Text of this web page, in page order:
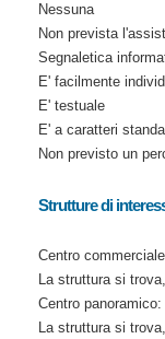
Nessuna
Non prevista
Segnaletica
E' facilmente
E' testuale
E' a caratteri
Non previsto un
Strutture di
Centro
La struttura si
Centro panoramico:
La struttura si